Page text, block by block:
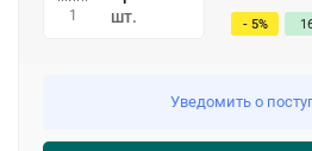
1
шт. - 5%
Уведомить о